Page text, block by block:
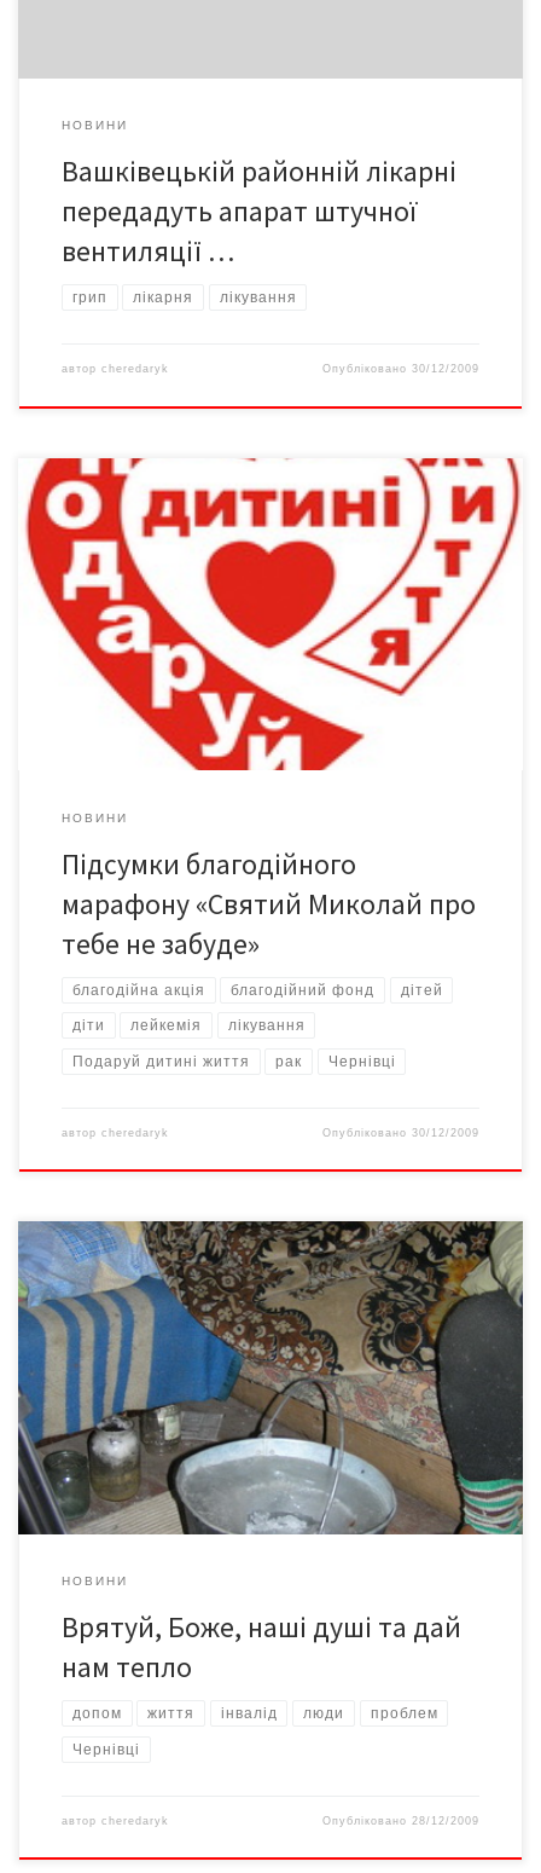
НОВИНИ
Вашківецькій районній лікарні
передадуть апарат штучної
вентиляції …
грип лікарня лікування
автор cheredaryk Опубліковано30/12/2009
Чернівецьким обласним благодійним Фондом допомоги дітям,
хворим на рак та лейкемію «Подаруй дитині життя» підведені
підсумки Благодійного марафону «Святий Миколай про тебе не
забуде», який тривав впродовж листопада – грудня 2009 року
НОВИНИ
Підсумки благодійного
марафону «Святий Миколай про
тебе не забуде»
благодійна акція благодійний фонд дітей
діти лейкемія лікування
Подаруй дитині життя рак Чернівці
автор cheredaryk Опубліковано30/12/2009
У комірчині, яку важко назвати кімнатою, зимно настільки, що
вода у відрі замерзла, чаю не зігріти. Колодязь від хати
далеко. Електрики немає. Натомість обидві жінки, які
мешкають у дачному будиночку на околиці Чернівців, ще й
пересуваються важко: обидві мали переломи шийки стегна
НОВИНИ
Врятуй, Боже, наші душі та дай
нам тепло
допом життя інвалід люди проблем
Чернівці
автор cheredaryk Опубліковано 28/12/2009